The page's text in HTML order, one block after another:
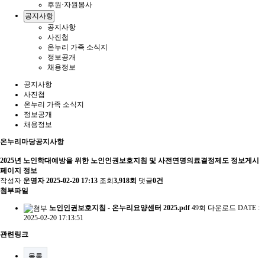
후원·자원봉사
공지사항
공지사항
사진첩
온누리 가족 소식지
정보공개
채용정보
공지사항
사진첩
온누리 가족 소식지
정보공개
채용정보
온누리마당공지사항
2025년 노인학대예방을 위한 노인인권보호지침 및 사전연명의료결정제도 정보게시
페이지 정보
작성자 운영자 2025-02-20 17:13 조회 3,918회 댓글0건
첨부파일
노인인권보호지침 - 온누리요양센터 2025.pdf 49회 다운로드 DATE :
2025-02-20 17:13:51
관련링크
목록